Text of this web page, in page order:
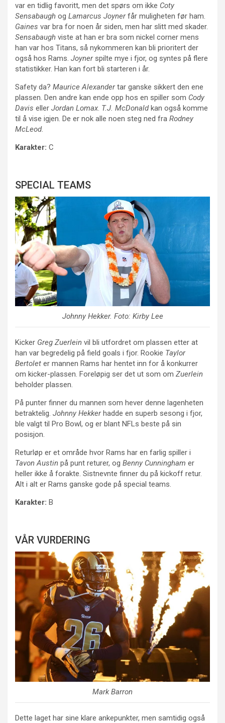
var en tidlig favoritt, men det spørs om ikke Coty
Sensabaugh og Lamarcus Joynerfår muligheten før ham.
Gaines var bra for noen år siden, men har slitt med skader.
Sensabaugh viste at han er bra som nickel corner mens
han var hos Titans, så nykommeren kan bli prioritert der
også hos Rams. Joynerspilte mye i fjor, og syntes på flere
statistikker. Han kan fort bli starteren i år.
Safety da? Maurice Alexandertar ganske sikkert den ene
plassen. Den andre kan ende opp hos en spiller som Cody
Davis eller Jordan Lomax. T.J. McDonaldkan også komme
til å vise igjen. De er nok alle noen steg ned fra Rodney
McLeod.
Karakter: C
SPECIAL TEAMS
Johnny Hekker. Foto: Kirby Lee
Kicker Greg Zuerlein vil bli utfordret om plassen etter at
han var begredelig på field goals i fjor. Rookie Taylor
Bertolet er mannen Rams har hentet inn for å konkurrer
om kicker-plassen. Foreløpig ser det ut som om Zuerlein
beholder plassen.
På punter finner du mannen som hever denne lagenheten
betraktelig. Johnny Hekkerhadde en superb sesong i fjor,
ble valgt til Pro Bowl, og er blant NFLs beste på sin
posisjon.
Returløp er et område hvor Rams har en farlig spiller i
Tavon Austin på punt returer, og Benny Cunningham er
heller ikke å forakte. Sistnevnte finner du på kickoff retur.
Alt i alt er Rams ganske gode på special teams.
Karakter: B
VÅR VURDERING
Mark Barron
Dette laget har sine klare ankepunkter, men samtidig også